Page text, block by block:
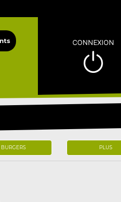
CONNEXION
BURGERS PLUS